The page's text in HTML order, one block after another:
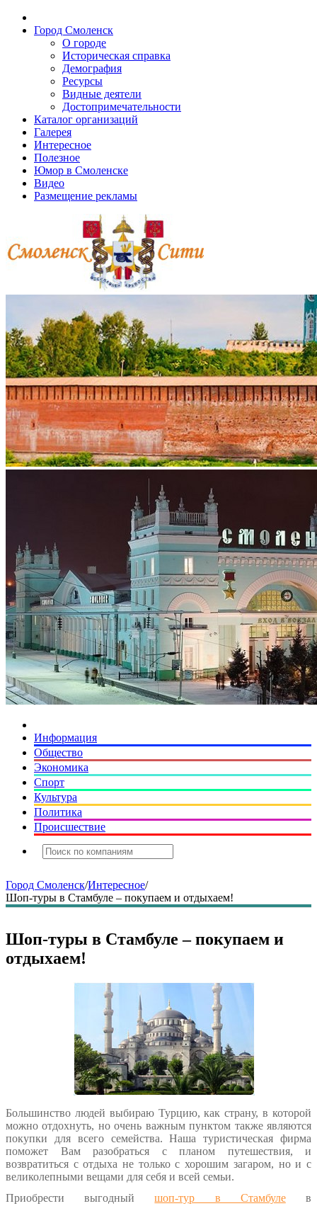
Город Смоленск
О городе
Историческая справка
Демография
Ресурсы
Видные деятели
Достопримечательности
Каталог организаций
Галерея
Интересное
Полезное
Юмор в Смоленске
Видео
Размещение рекламы
Информация
Общество
Экономика
Спорт
Культура
Политика
Происшествие
Город Смоленск/Интересное/
Шоп-туры в Стамбуле – покупаем и отдыхаем!
Шоп-туры в Стамбуле – покупаем и
отдыхаем!
Большинство людей выбираю Турцию, как страну, в которой
можно отдохнуть, но очень важным пунктом также являются
покупки для всего семейства. Наша туристическая фирма
поможет Вам разобраться с планом путешествия, и
возвратиться с отдыха не только с хорошим загаром, но и с
великолепными вещами для себя и всей семьи.
Приобрести выгодныйшоп-тур в Стамбулев